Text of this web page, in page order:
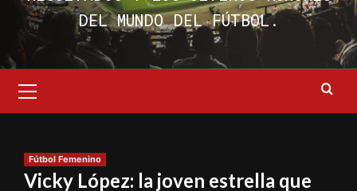
DEL MUNDO DEL FÚTBOL.
primario
Fútbol Femenino
Vicky López: la joven estrella que